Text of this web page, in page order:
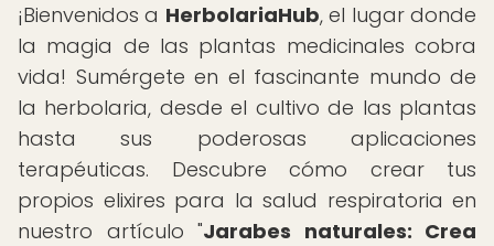
¡Bienvenidos a HerbolariaHub, el lugar donde
la magia de las plantas medicinales cobra
vida! Sumérgete en el fascinante mundo de
la herbolaria, desde el cultivo de las plantas
hasta sus poderosas aplicaciones
terapéuticas. Descubre cómo crear tus
propios elixires para la salud respiratoria en
nuestro artículo "Jarabes naturales: Crea